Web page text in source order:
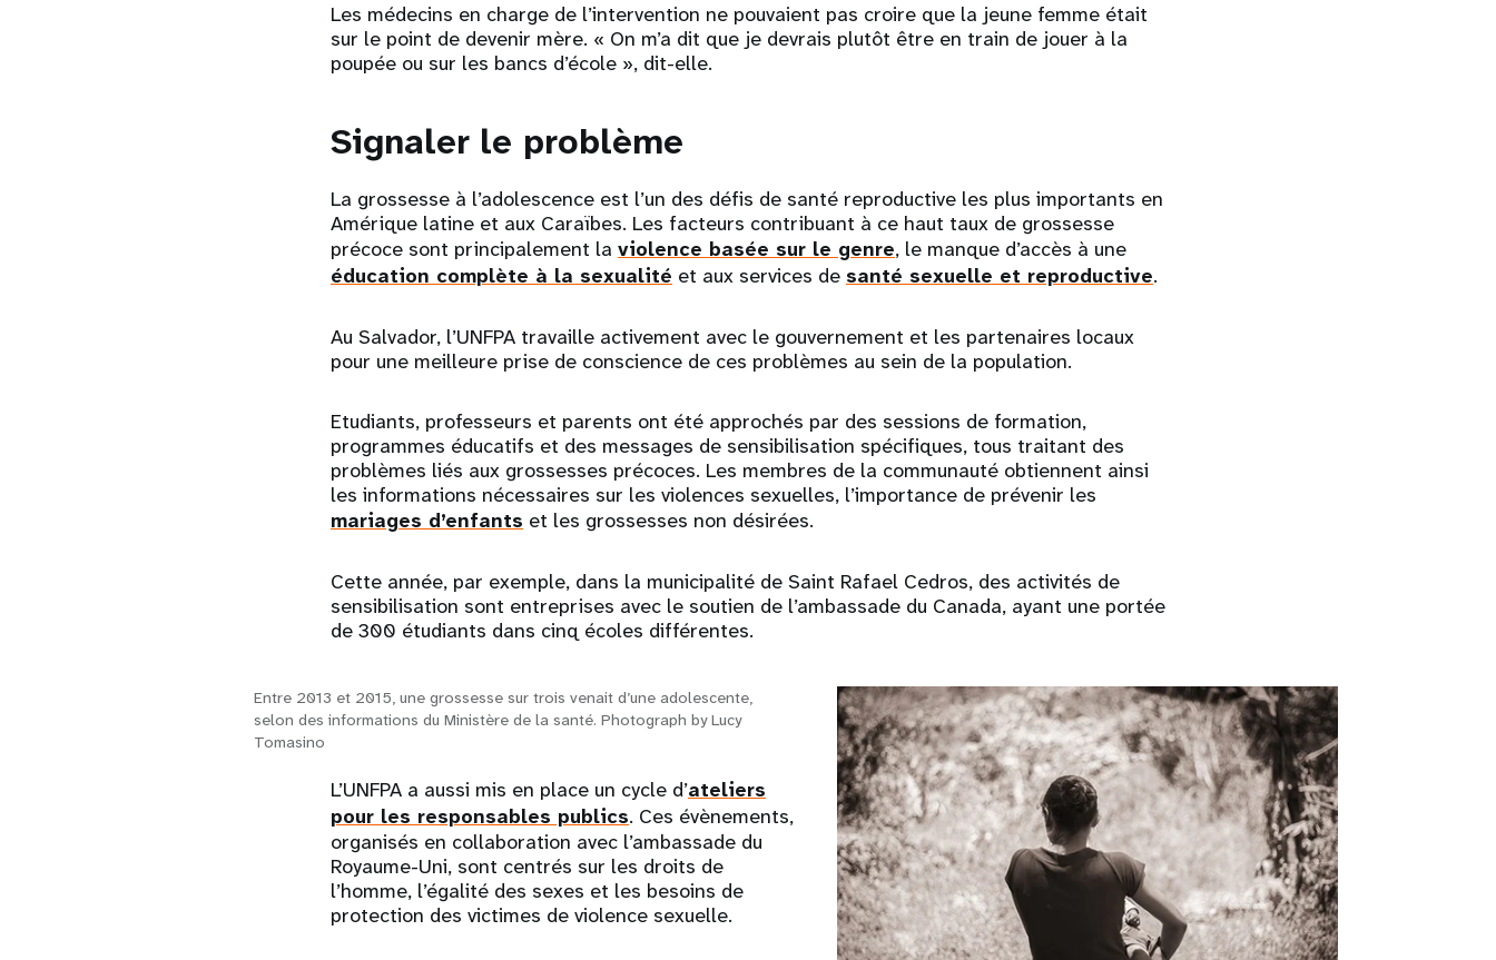
Les médecins en charge de l’intervention ne pouvaient pas croire que la jeune femme était
sur le point de devenir mère. « On m’a dit que je devrais plutôt être en train de jouer à la
poupée ou sur les bancs d’école », dit-elle.
Signaler le problème
La grossesse à l’adolescence est l’un des défis de santé reproductive les plus importants en
Amérique latine et aux Caraïbes. Les facteurs contribuant à ce haut taux de grossesse
précoce sont principalement la violence basée sur le genre, le manque d’accès à une
éducation complète à la sexualité et aux services de santé sexuelle et reproductive.
Au Salvador, l’UNFPA travaille activement avec le gouvernement et les partenaires locaux
pour une meilleure prise de conscience de ces problèmes au sein de la population.
Etudiants, professeurs et parents ont été approchés par des sessions de formation,
programmes éducatifs et des messages de sensibilisation spécifiques, tous traitant des
problèmes liés aux grossesses précoces. Les membres de la communauté obtiennent ainsi
les informations nécessaires sur les violences sexuelles, l’importance de prévenir les
mariages d’enfants et les grossesses non désirées.
Cette année, par exemple, dans la municipalité de Saint Rafael Cedros, des activités de
sensibilisation sont entreprises avec le soutien de l’ambassade du Canada, ayant une portée
de 300 étudiants dans cinq écoles différentes.
Entre 2013 et 2015, une grossesse sur trois venait d’une adolescente,
selon des informations du Ministère de la santé. Photograph by Lucy
Tomasino
L’UNFPA a aussi mis en place un cycle d’ateliers
pour les responsables publics. Ces évènements,
organisés en collaboration avec l’ambassade du
Royaume-Uni, sont centrés sur les droits de
l’homme, l’égalité des sexes et les besoins de
protection des victimes de violence sexuelle.